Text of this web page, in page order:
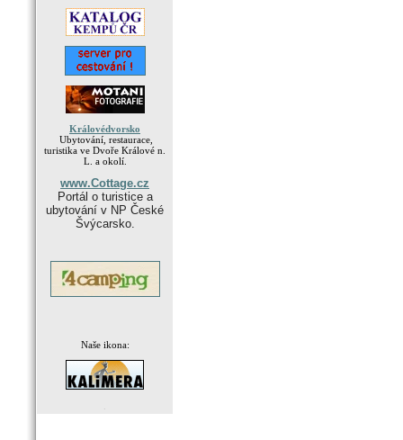
Královédvorsko
Ubytování, restaurace,
turistika ve Dvoře Králové n.
L. a okolí.
www.Cottage.cz
Portál o turistice a
ubytování v NP České
Švýcarsko.
Naše ikona: